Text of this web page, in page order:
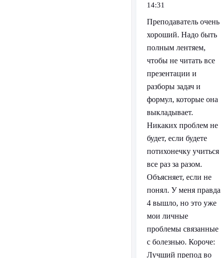
14:31
Преподаватель очень
хороший. Надо быть
полным лентяем,
чтобы не читать все
презентации и
разборы задач и
формул, которые она
выкладывает.
Никаких проблем не
будет, если будете
потихонечку учиться
все раз за разом.
Объясняет, если не
понял. У меня правда
4 вышло, но это уже
мои личные
проблемы связанные
с болезнью. Короче:
Лучший препод во